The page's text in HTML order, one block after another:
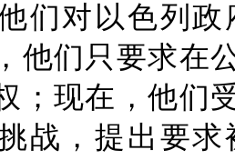
们对以色列
他们只要求在
；现在，他们
战，提出要